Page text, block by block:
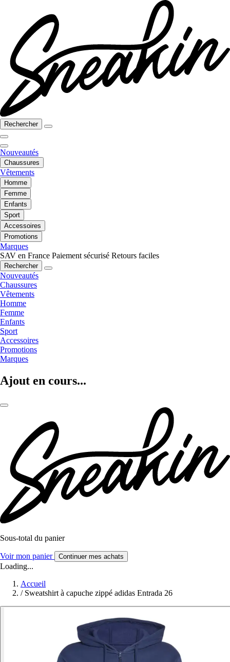
Rechercher
Nouveautés
Chaussures
Vêtements
Homme
Femme
Enfants
Sport
Accessoires
Promotions
Marques
SAV en France Paiement sécurisé Retours faciles
Rechercher
Nouveautés
Chaussures
Vêtements
Homme
Femme
Enfants
Sport
Accessoires
Promotions
Marques
Ajout en cours...
Sous-total du panier
Voir mon panier Continuer mes achats
Loading...
Accueil
/ Sweatshirt à capuche zippé adidas Entrada 26